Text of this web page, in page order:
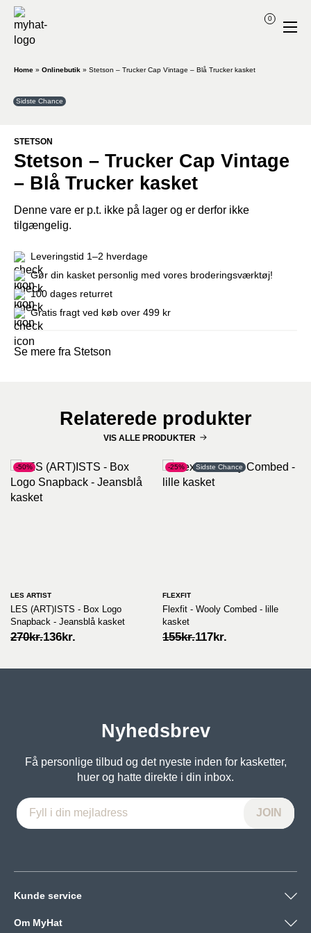
0
Home » Onlinebutik » Stetson – Trucker Cap Vintage – Blå Trucker kasket
Sidste Chance
STETSON
Stetson – Trucker Cap Vintage
– Blå Trucker kasket
Denne vare er p.t. ikke på lager og er derfor ikke
tilgængelig.
Leveringstid 1–2 hverdage
Gør din kasket personlig med vores broderingsværktøj!
100 dages returret
Gratis fragt ved køb over 499 kr
Se mere fra Stetson
Relaterede produkter
VIS ALLE PRODUKTER
-50%
LES ARTIST
LES (ART)ISTS - Box Logo
Snapback - Jeansblå kasket
270kr.
Original
270kr..
136kr.
Current
136kr..
-25% Sidste Chance
FLEXFIT
Flexfit - Wooly Combed - lille
kasket
155kr.
Original
155kr..
117kr.
Current
117kr..
Nyhedsbrev
Få personlige tilbud og det nyeste inden for kasketter,
huer og hatte direkte i din inbox.
Kunde service
Om MyHat